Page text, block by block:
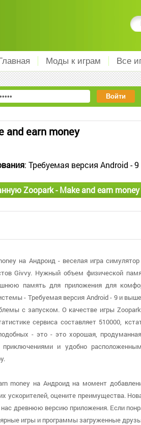
Моды к играм Все
and earn money
: Требуемая версия Android -
Zoopark - Make and earn
на Андроид - веселая игра
Givvy. Нужный объем физической
память для приложения для
- Требуемая версия Android - 9 и
с запуском. О качестве игры
сервиса составляет 510000,
- это - это хорошая,
и удобно
money на Андроид на момент
ускорителей, оцените преимущества.
нас древнюю версию приложения. Если
игры и программы загруженные